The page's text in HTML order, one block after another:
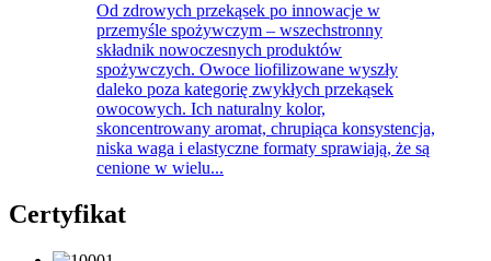
Od zdrowych przekąsek po innowacje w
przemyśle spożywczym – wszechstronny
składnik nowoczesnych produktów
spożywczych. Owoce liofilizowane wyszły
daleko poza kategorię zwykłych przekąsek
owocowych. Ich naturalny kolor,
skoncentrowany aromat, chrupiąca konsystencja,
niska waga i elastyczne formaty sprawiają, że są
cenione w wielu...
Certyfikat